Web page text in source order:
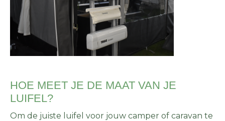
HOE MEET JE DE MAAT VAN JE
LUIFEL?
Om de juiste luifel voor jouw camper of caravan te